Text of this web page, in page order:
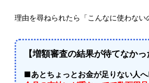
理由を尋ねられたら「こんなに使わない
【増額審査の結果が待てなか
■あとちょっとお金が足りない人